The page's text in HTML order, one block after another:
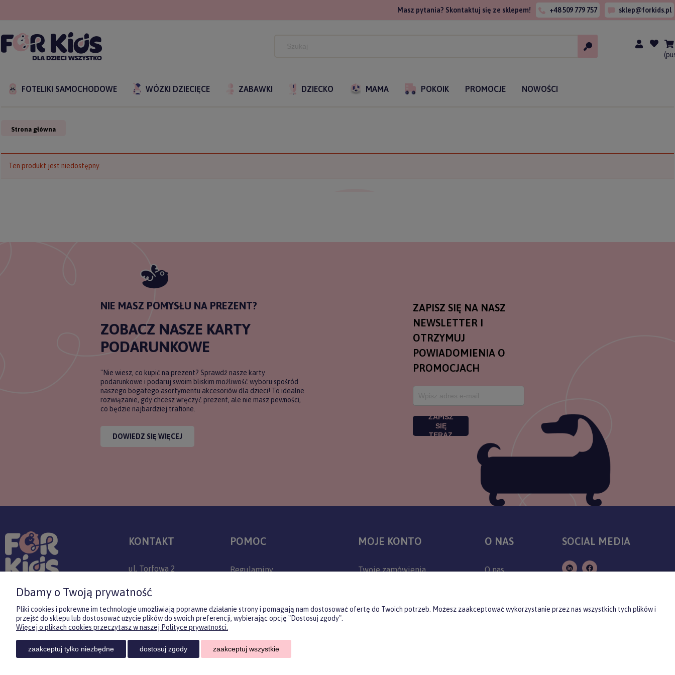
Masz pytania? Skontaktuj się ze sklepem! +48 509 779 757 sklep@forkids.pl
FOTELIKI SAMOCHODOWE WÓZKI DZIECIĘCE ZABAWKI DZIECKO MAMA POKOIK PROMOCJE NOWOŚCI
Strona główna
Ten produkt jest niedostępny.
NIE MASZ POMYSŁU NA PREZENT?
ZOBACZ NASZE KARTY
PODARUNKOWE
"Nie wiesz, co kupić na prezent? Sprawdź nasze karty
podarunkowe i podaruj swoim bliskim możliwość wyboru spośród
naszego bogatego asortymentu akcesoriów dla dzieci! To idealne
rozwiązanie, gdy chcesz wręczyć prezent, ale nie masz pewności,
co będzie najbardziej trafione.
DOWIEDZ SIĘ WIĘCEJ
ZAPISZ SIĘ NA NASZ
NEWSLETTER I
OTRZYMUJ
POWIADOMIENIA O
PROMOCJACH
ZAPISZ
SIĘ
TERAZ
KONTAKT
ul. Torfowa 2
+48 509 779 757
sklep@forkids.pl
Infolinia dostępna:
POMOC
Regulaminy
Polityka prywatności
Jak kupować?
Czas realizacji zamówienia
Czas i koszty dostawy
MOJE KONTO
Twoje zamówienia
Przechowalnia
O NAS
O nas
Producenci
SOCIAL MEDIA
Dbamy o Twoją prywatność
Pliki cookies i pokrewne im technologie umożliwiają poprawne działanie strony i pomagają nam dostosować ofertę do Twoich potrzeb. Możesz zaakceptować wykorzystanie przez nas wszystkich tych plików i
przejść do sklepu lub dostosować użycie plików do swoich preferencji, wybierając opcję "Dostosuj zgody".
Więcej o plikach cookies przeczytasz w naszej Polityce prywatności.
zaakceptuj tylko niezbędne dostosuj zgody zaakceptuj wszystkie